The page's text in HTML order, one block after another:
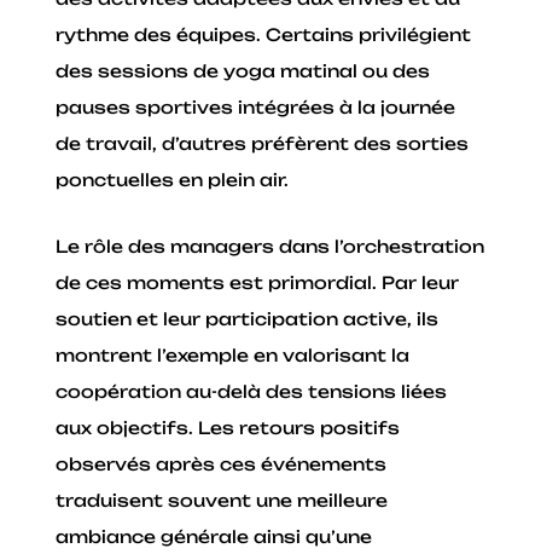
rythme des équipes. Certains privilégient
des sessions de yoga matinal ou des
pauses sportives intégrées à la journée
de travail, d’autres préfèrent des sorties
ponctuelles en plein air.
Le rôle des managers dans l’orchestration
de ces moments est primordial. Par leur
soutien et leur participation active, ils
montrent l’exemple en valorisant la
coopération au-delà des tensions liées
aux objectifs. Les retours positifs
observés après ces événements
traduisent souvent une meilleure
ambiance générale ainsi qu’une